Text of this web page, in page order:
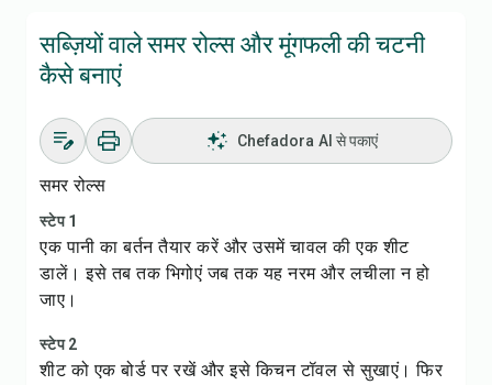
सब्ज़ियों वाले समर रोल्स और मूंगफली की चटनी
कैसे बनाएं
Chefadora AI से पकाएं
समर रोल्स
स्टेप 1
एक पानी का बर्तन तैयार करें और उसमें चावल की एक शीट
डालें। इसे तब तक भिगोएं जब तक यह नरम और लचीला न हो
जाए।
स्टेप 2
शीट को एक बोर्ड पर रखें और इसे किचन टॉवल से सुखाएं। फिर